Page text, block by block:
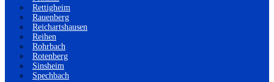
Rettigheim
Rauenberg
Reichartshausen
Reihen
Rohrbach
Rotenberg
Sinsheim
Spechbach